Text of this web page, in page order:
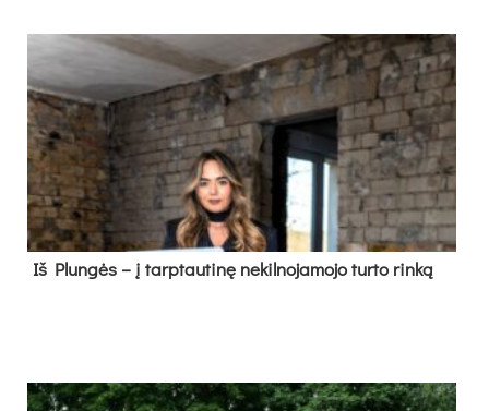
Iš Plungės – į tarptautinę nekilnojamojo turto rinką